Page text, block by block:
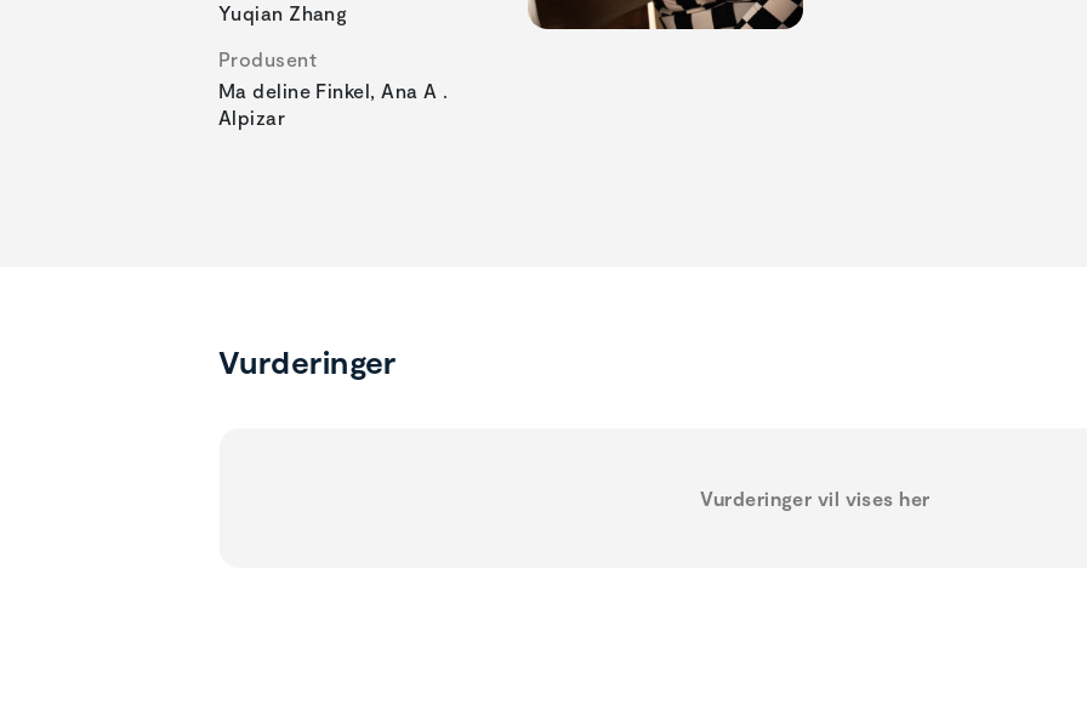
Yuqian Zhang
Produsent
Ma deline Finkel, Ana A .
Alpizar
Vurderinger
Vurderinger vil vises her